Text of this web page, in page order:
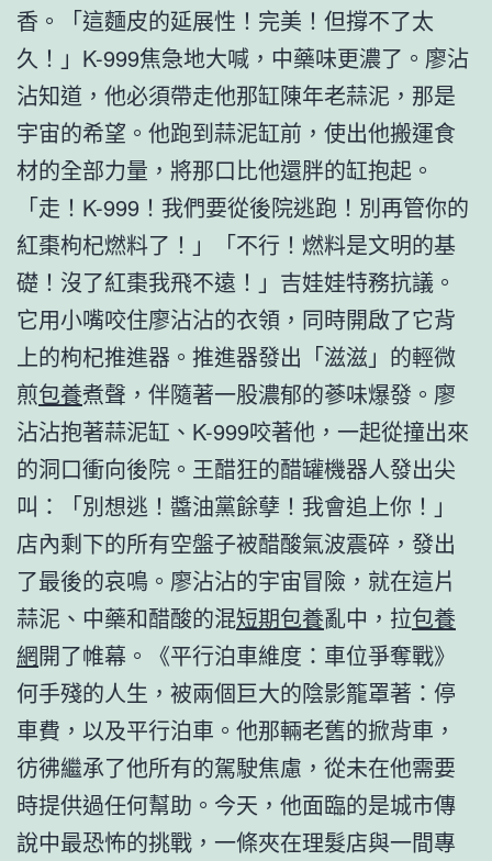
香。「這麵皮的延展性！完美！但撐不了太
久！」K-999焦急地大喊，中藥味更濃了。廖沾
沾知道，他必須帶走他那缸陳年老蒜泥，那是
宇宙的希望。他跑到蒜泥缸前，使出他搬運食
材的全部力量，將那口比他還胖的缸抱起。
「走！K-999！我們要從後院逃跑！別再管你的
紅棗枸杞燃料了！」「不行！燃料是文明的基
礎！沒了紅棗我飛不遠！」吉娃娃特務抗議。
它用小嘴咬住廖沾沾的衣領，同時開啟了它背
上的枸杞推進器。推進器發出「滋滋」的輕微
煎包養煮聲，伴隨著一股濃郁的蔘味爆發。廖
沾沾抱著蒜泥缸、K-999咬著他，一起從撞出來
的洞口衝向後院。王醋狂的醋罐機器人發出尖
叫：「別想逃！醬油黨餘孽！我會追上你！」
店內剩下的所有空盤子被醋酸氣波震碎，發出
了最後的哀鳴。廖沾沾的宇宙冒險，就在這片
蒜泥、中藥和醋酸的混短期包養亂中，拉包養
網開了帷幕。《平行泊車維度：車位爭奪戰》
何手殘的人生，被兩個巨大的陰影籠罩著：停
車費，以及平行泊車。他那輛老舊的掀背車，
彷彿繼承了他所有的駕駛焦慮，從未在他需要
時提供過任何幫助。今天，他面臨的是城市傳
說中最恐怖的挑戰，一條夾在理髮店與一間專